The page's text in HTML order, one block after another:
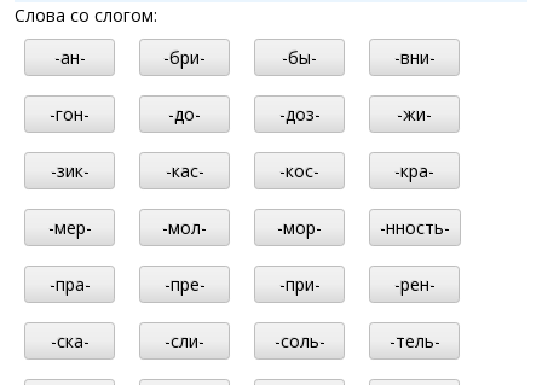
Слова со слогом:
-ан-
-бри- -бы- -вни-
-гон- -до- -доз- -жи-
-зик- -кас- -кос- -кра-
-мер- -мол- -мор- -нность-
-пра- -пре- -при- -рен-
-ска- -сли- -соль- -тель-